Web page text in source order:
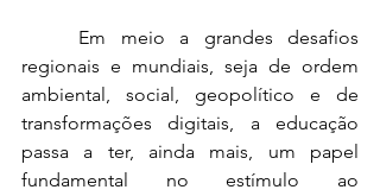
regionais e mundiais, seja de ordem
ambiental, social, geopolítico e de
transformações digitais, a educação
passa a ter, ainda mais, um papel
fundamental no estímulo ao